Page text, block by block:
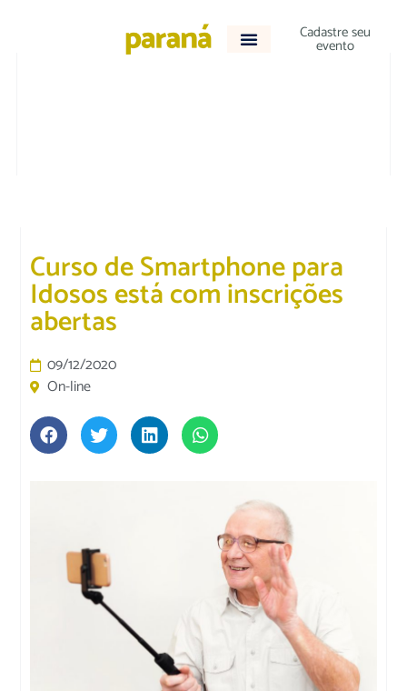
Cadastre seu
evento
Curso de Smartphone para
Idosos está com inscrições
abertas
09/12/2020
On-line